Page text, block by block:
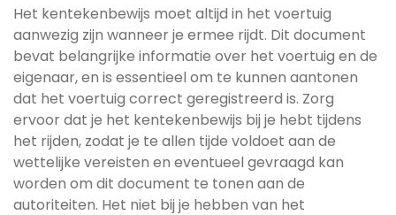
Het kentekenbewijs moet altijd in het voertuig
aanwezig zijn wanneer je ermee rijdt. Dit document
bevat belangrijke informatie over het voertuig en de
eigenaar, en is essentieel om te kunnen aantonen
dat het voertuig correct geregistreerd is. Zorg
ervoor dat je het kentekenbewijs bij je hebt tijdens
het rijden, zodat je te allen tijde voldoet aan de
wettelijke vereisten en eventueel gevraagd kan
worden om dit document te tonen aan de
autoriteiten. Het niet bij je hebben van het